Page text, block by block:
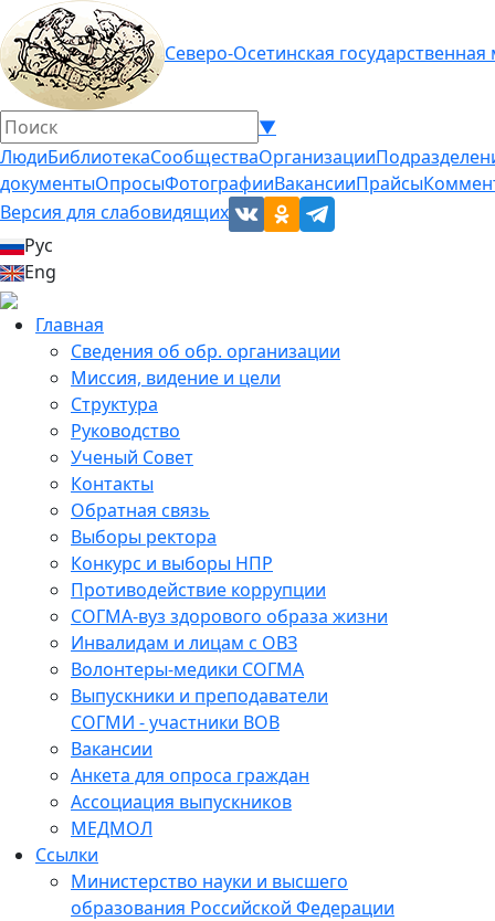
Северо-Осетинская
▼
ЛюдиБиблиотекаСообществаОрганизации
документыОпросыФотографииВакансииПрайсы
Версия для слабовидящих
Рус
Eng
Главная
Сведения об обр. организации
Миссия, видение и цели
Структура
Руководство
Ученый Совет
Контакты
Обратная связь
Выборы ректора
Конкурс и выборы НПР
Противодействие коррупции
СОГМА-вуз здорового образа жизни
Инвалидам и лицам с ОВЗ
Волонтеры-медики СОГМА
Выпускники и преподаватели
СОГМИ - участники ВОВ
Вакансии
Анкета для опроса граждан
Ассоциация выпускников
МЕДМОЛ
Ссылки
Министерство науки и высшего
образования Российской Федерации